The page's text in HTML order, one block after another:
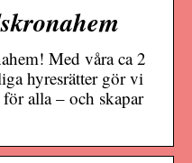
Med våra ca 2
hyresrätter gör vi
alla – och skapar